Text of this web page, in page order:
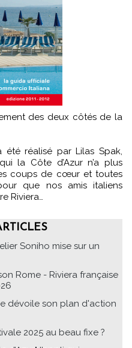
réalisé par Lilas Spak,
la Côte d’Azur n’a plus
coups de cœur et toutes
que nos amis italiens
Riviera…
Soniho mise sur un
Rome - Riviera française
dévoile son plan d'action
2025 au beau fixe ?